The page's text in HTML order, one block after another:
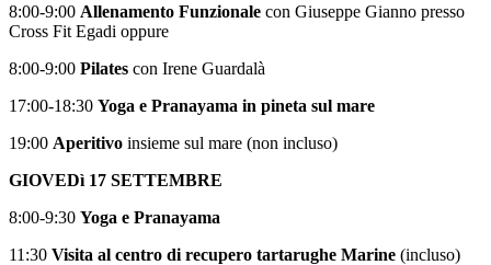
8:00-9:00 Allenamento Funzionale con Giuseppe Gianno presso
Cross Fit Egadi oppure
8:00-9:00 Pilates con Irene Guardalà
17:00-18:30 Yoga e Pranayama in pineta sul mare
19:00 Aperitivo insieme sul mare (non incluso)
GIOVEDì 17 SETTEMBRE
8:00-9:30 Yoga e Pranayama
11:30 Visita al centro di recupero tartarughe Marine (incluso)